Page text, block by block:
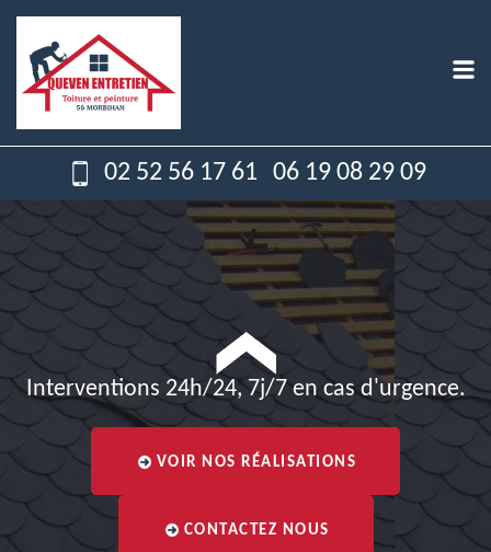
02 52 56 17 61 06 19 08 29 09
Interventions 24h/24, 7j/7 en cas d'urgence.
VOIR NOS RÉALISATIONS
CONTACTEZ NOUS